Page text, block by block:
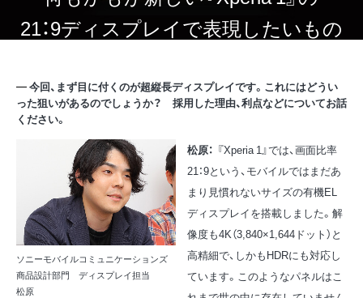
21：9ディスプレイで表現したいもの
今回、まず目に付くのが超縦長ディスプレイです。これにはどうい
った狙いがあるのでしょうか？ 採用した理由、利点などについてお話
ください。
ソニーモバイルコミュニケーションズ
商品設計部門 ディスプレイ担当
松原
松原： 『Xperia 1』では、画面比率
21：9という、モバイルではまだあ
まり見慣れないサイズの有機EL
ディスプレイを搭載しました。解
像度も4K（3,840×1,644ドット）と
高精細で、しかもHDRにも対応し
ています。このようなパネルはこ